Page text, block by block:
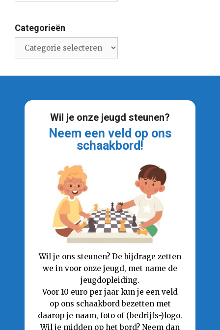
Categorieën
Wil je onze jeugd steunen?
Neem een veld op ons
schaakbord!
Wil je ons steunen? De bijdrage zetten
we in voor onze jeugd, met name de
jeugdopleiding.
Voor 10 euro per jaar kun je een veld
op ons schaakbord bezetten met
daarop je naam, foto of (bedrijfs-)logo.
Wil je midden op het bord? Neem dan